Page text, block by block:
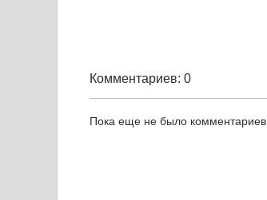
Комментариев: 0
Пока еще не было комментариев